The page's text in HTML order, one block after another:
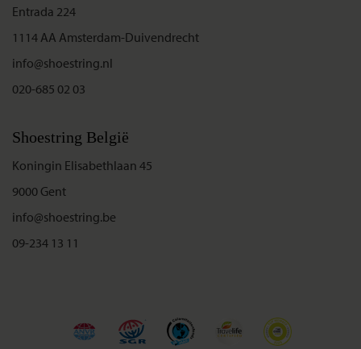
Entrada 224
1114 AA Amsterdam-Duivendrecht
info@shoestring.nl
020-685 02 03
Shoestring België
Koningin Elisabethlaan 45
9000 Gent
info@shoestring.be
09-234 13 11